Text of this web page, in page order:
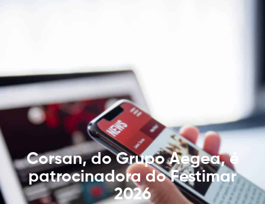
Corsan, do Grupo Aegea, é
patrocinadora do Festimar
2026